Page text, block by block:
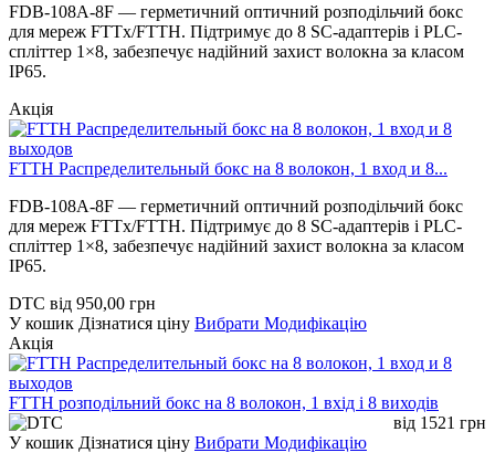
FDB-108A-8F — герметичний оптичний розподільчий бокс
для мереж FTTx/FTTH. Підтримує до 8 SC-адаптерів і PLC-
спліттер 1×8, забезпечує надійний захист волокна за класом
IP65.
Акція
FTTH Распределительный бокс на 8 волокон, 1 вход и 8...
FDB-108A-8F — герметичний оптичний розподільчий бокс
для мереж FTTx/FTTH. Підтримує до 8 SC-адаптерів і PLC-
спліттер 1×8, забезпечує надійний захист волокна за класом
IP65.
DTC від 950,00 грн
У кошик Дізнатися ціну Вибрати Модифікацію
Акція
FTTH розподільний бокс на 8 волокон, 1 вхід і 8 виходів
від 1521 грн
У кошик Дізнатися ціну Вибрати Модифікацію